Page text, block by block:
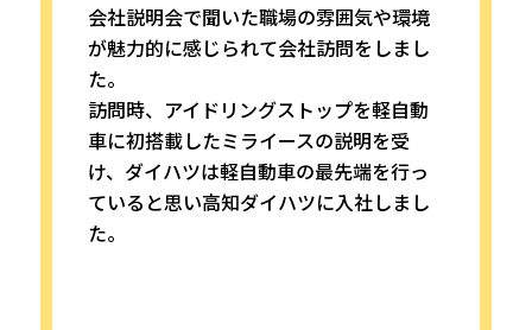
会社説明会で聞いた職場の雰囲気や環境
が魅力的に感じられて会社訪問をしまし
た。
訪問時、アイドリングストップを軽自動
車に初搭載したミライースの説明を受
け、ダイハツは軽自動車の最先端を行っ
ていると思い高知ダイハツに入社しまし
た。